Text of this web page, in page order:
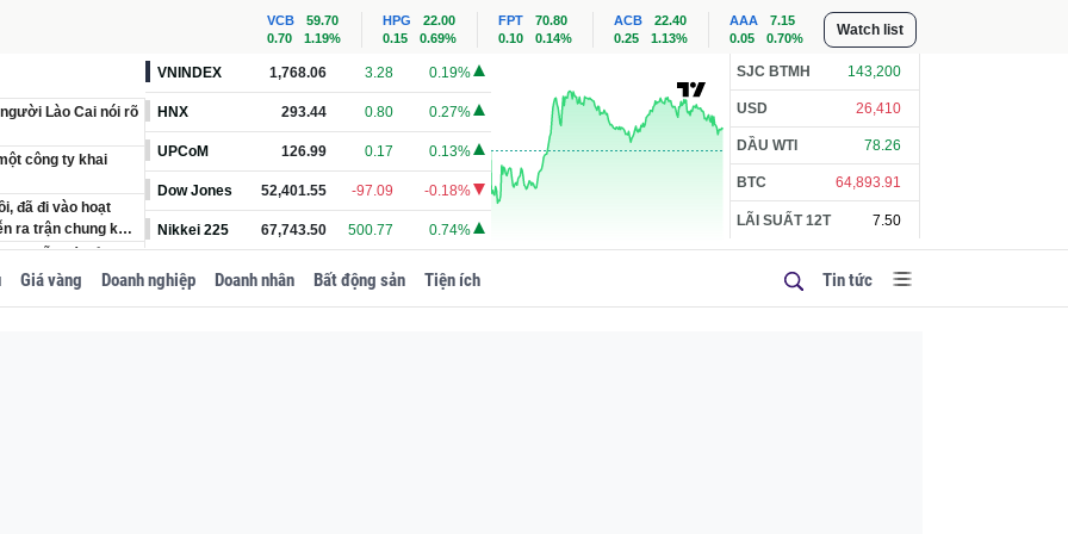
VCB
59.70
0.70
1.19%
HPG
22.00
0.15
0.69%
FPT
70.80
0.10
0.14%
ACB
22.40
0.25
1.13%
AAA
7.15
0.05
0.70% Watch list
Lào Cai nói rõ
công ty khai
đã đi vào hoạt
ra trận chung kết
'mẫu đá cổ'
Văn viết vỏn vẹn
VNINDEX 1,768.06 3.28 0.19%
HNX 293.44 0.80 0.27%
UPCoM 126.99 0.17 0.13%
Dow Jones 52,401.55 -97.09 -0.18%
Nikkei 225 67,743.50 500.77 0.74%
SJC BTMH 143,200
USD 26,410
DẦU WTI 78.26
BTC 64,893.91
LÃI SUẤT 12T 7.50
Giá vàng Doanh nghiệp Doanh nhân Bất động sản Tiện ích Tin tức